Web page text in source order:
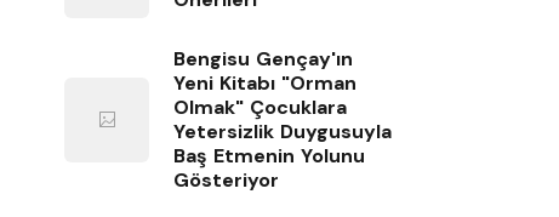
Bengisu Gençay'ın
Yeni Kitabı "Orman
Olmak" Çocuklara
Yetersizlik Duygusuyla
Baş Etmenin Yolunu
Gösteriyor